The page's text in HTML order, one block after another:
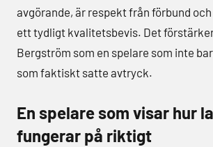
avgörande, är respekt från förbund
ett tydligt kvalitetsbevis. Det
Bergström som en spelare som inte
som faktiskt satte avtryck.
En spelare som visar hur
fungerar på riktigt